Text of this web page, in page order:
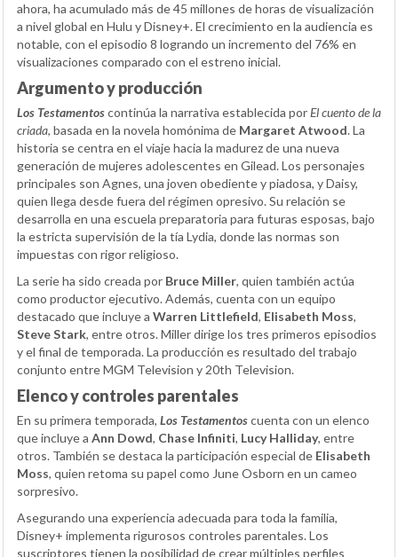
ahora, ha acumulado más de 45 millones de horas de visualización
a nivel global en Hulu y Disney+. El crecimiento en la audiencia es
notable, con el episodio 8 logrando un incremento del 76% en
visualizaciones comparado con el estreno inicial.
Argumento y producción
Los Testamentoscontinúa la narrativa establecida porEl cuento de la
criada, basada en la novela homónima de Margaret Atwood. La
historia se centra en el viaje hacia la madurez de una nueva
generación de mujeres adolescentes en Gilead. Los personajes
principales son Agnes, una joven obediente y piadosa, y Daisy,
quien llega desde fuera del régimen opresivo. Su relación se
desarrolla en una escuela preparatoria para futuras esposas, bajo
la estricta supervisión de la tía Lydia, donde las normas son
impuestas con rigor religioso.
La serie ha sido creada por Bruce Miller, quien también actúa
como productor ejecutivo. Además, cuenta con un equipo
destacado que incluye a Warren Littlefield, Elisabeth Moss,
Steve Stark, entre otros. Miller dirige los tres primeros episodios
y el final de temporada. La producción es resultado del trabajo
conjunto entre MGM Television y 20th Television.
Elenco y controles parentales
En su primera temporada, Los Testamentoscuenta con un elenco
que incluye a Ann Dowd, Chase Infiniti, Lucy Halliday, entre
otros. También se destaca la participación especial de Elisabeth
Moss, quien retoma su papel como June Osborn en un cameo
sorpresivo.
Asegurando una experiencia adecuada para toda la familia,
Disney+ implementa rigurosos controles parentales. Los
suscriptores tienen la posibilidad de crear múltiples perfiles